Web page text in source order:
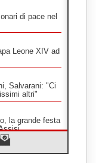
di pace nel
Leone XIV ad
Salvarani: "Ci
altri"
la grande festa
"Oggi ci